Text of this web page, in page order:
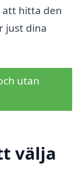
hitta den
just dina
utan
välja